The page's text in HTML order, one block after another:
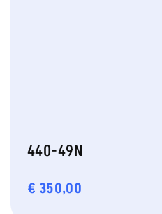
440-49N
€ 350,00